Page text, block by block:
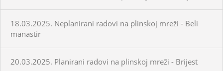
18.03.2025. Neplanirani radovi na plinskoj mreži - Beli
manastir
20.03.2025. Planirani radovi na plinskoj mreži - Brijest